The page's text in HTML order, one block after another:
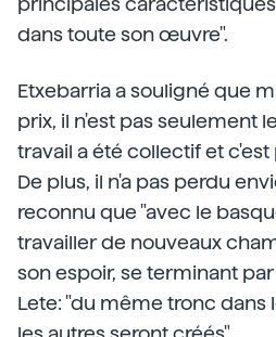
dans toute son œuvre".
Etxebarria a souligné que
prix, il n'est pas seulement
travail a été collectif et c'est
De plus, il n'a pas perdu
reconnu que "avec le
travailler de nouveaux
son espoir, se terminant
Lete: "du même tronc dans